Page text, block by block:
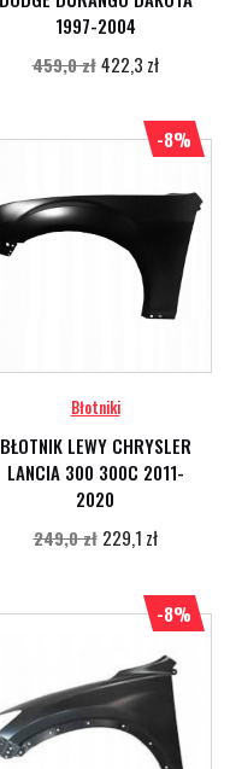
1997-2004
459,0 zł 422,3 zł
Błotniki
BŁOTNIK LEWY CHRYSLER
LANCIA 300 300C 2011-
2020
249,0 zł 229,1 zł
-8%
-8%